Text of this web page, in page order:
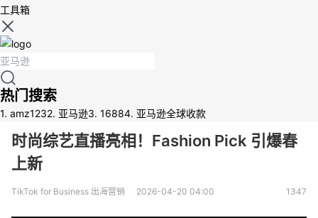
工具箱
热门搜索
1. amz1232. 亚马逊3. 16884. 亚马逊全球收款
时尚综艺直播亮相！Fashion Pick 引爆春
上新
TikTok for Business 出海营销 2026-04-20 04:00 1347